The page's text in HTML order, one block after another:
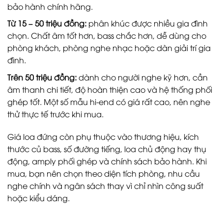
bảo hành chính hãng.
Từ 15 – 50 triệu đồng: phân khúc được nhiều gia đình
chọn. Chất âm tốt hơn, bass chắc hơn, dễ dùng cho
phòng khách, phòng nghe nhạc hoặc dàn giải trí gia
đình.
Trên 50 triệu đồng:dành cho người nghe kỹ hơn, cần
âm thanh chi tiết, độ hoàn thiện cao và hệ thống phối
ghép tốt. Một số mẫu hi-end có giá rất cao, nên nghe
thử thực tế trước khi mua.
Giá loa đứng còn phụ thuộc vào thương hiệu, kích
thước củ bass, số đường tiếng, loa chủ động hay thụ
động, amply phối ghép và chính sách bảo hành. Khi
mua, bạn nên chọn theo diện tích phòng, nhu cầu
nghe chính và ngân sách thay vì chỉ nhìn công suất
hoặc kiểu dáng.